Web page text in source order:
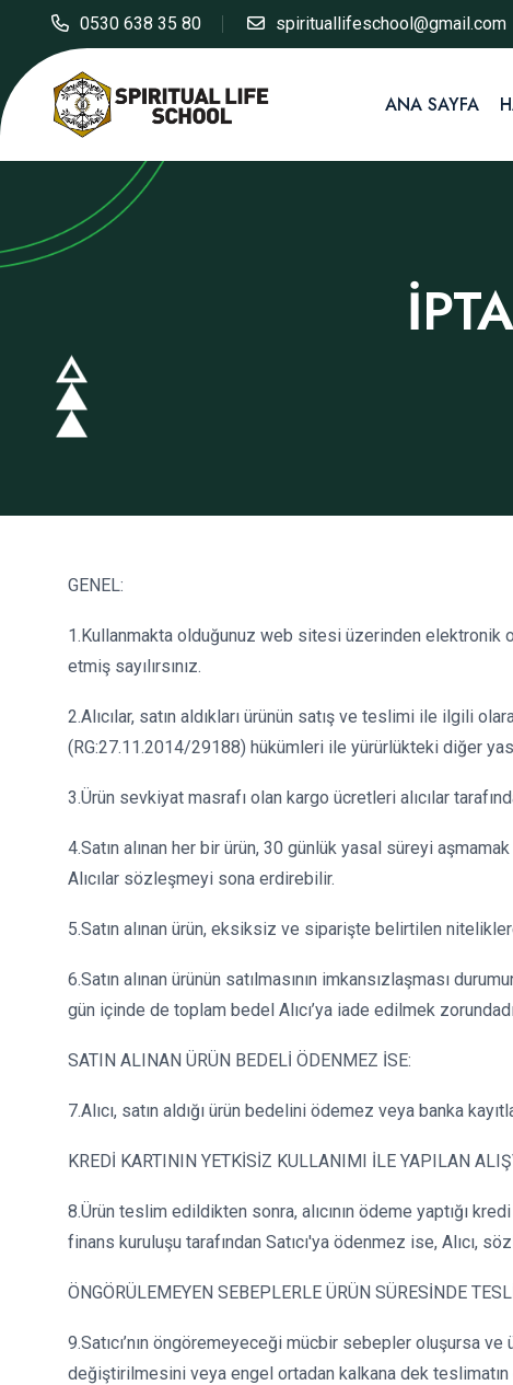
0530 638 35 80 spirituallifeschool@gmail.com
ANA SAYFA
GENEL:
1.Kullanmakta olduğunuz web sitesi üzerinden
etmiş sayılırsınız.
2.Alıcılar, satın aldıkları ürünün satış ve teslimi ile ilgili
(RG:27.11.2014/29188) hükümleri ile yürürlükteki diğer
3.Ürün sevkiyat masrafı olan kargo ücretleri alıcılar
4.Satın alınan her bir ürün, 30 günlük yasal süreyi
Alıcılar sözleşmeyi sona erdirebilir.
5.Satın alınan ürün, eksiksiz ve siparişte belirtilen
6.Satın alınan ürünün satılmasının imkansızlaşması
gün içinde de toplam bedel Alıcı’ya iade edilmek
SATIN ALINAN ÜRÜN BEDELİ ÖDENMEZ İSE:
7.Alıcı, satın aldığı ürün bedelini ödemez veya banka
KREDİ KARTININ YETKİSİZ KULLANIMI İLE YAPILAN
8.Ürün teslim edildikten sonra, alıcının ödeme yaptığı
finans kuruluşu tarafından Satıcı'ya ödenmez ise, Alıcı,
ÖNGÖRÜLEMEYEN SEBEPLERLE ÜRÜN SÜRESİNDE
9.Satıcı’nın öngöremeyeceği mücbir sebepler oluşursa
değiştirilmesini veya engel ortadan kalkana dek